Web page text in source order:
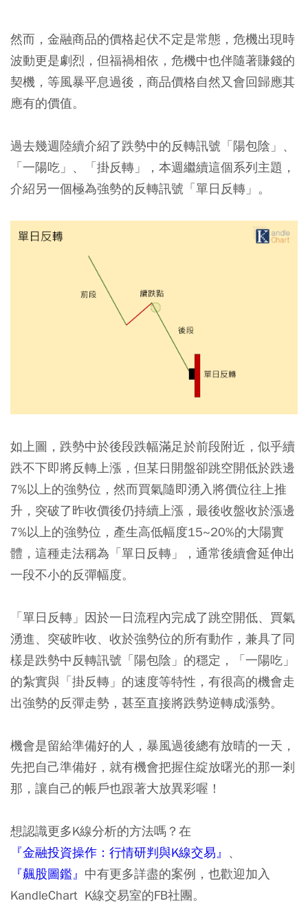
然而，金融商品的價格起伏不定是常態，危機出現時
波動更是劇烈，但福禍相依，危機中也伴隨著賺錢的
契機，等風暴平息過後，商品價格自然又會回歸應其
應有的價值。
過去幾週陸續介紹了跌勢中的反轉訊號「陽包陰」、
「一陽吃」、「掛反轉」，本週繼續這個系列主題，
介紹另一個極為強勢的反轉訊號「單日反轉」。
如上圖，跌勢中於後段跌幅滿足於前段附近，似乎續
跌不下即將反轉上漲，但某日開盤卻跳空開低於跌邊
7%以上的強勢位，然而買氣隨即湧入將價位往上推
升，突破了昨收價後仍持續上漲，最後收盤收於漲邊
7%以上的強勢位，產生高低幅度15~20%的大陽實
體，這種走法稱為「單日反轉」，通常後續會延伸出
一段不小的反彈幅度。
「單日反轉」因於一日流程內完成了跳空開低、買氣
湧進、突破昨收、收於強勢位的所有動作，兼具了同
樣是跌勢中反轉訊號「陽包陰」的穩定，「一陽吃」
的紮實與「掛反轉」的速度等特性，有很高的機會走
出強勢的反彈走勢，甚至直接將跌勢逆轉成漲勢。
機會是留給準備好的人，暴風過後總有放晴的一天，
先把自己準備好，就有機會把握住綻放曙光的那一剎
那，讓自己的帳戶也跟著大放異彩喔！
想認識更多K線分析的方法嗎？在
『金融投資操作：行情研判與K線交易』 、
『飆股圖鑑』 中有更多詳盡的案例，也歡迎加入
KandleChart K線交易室的FB社團。